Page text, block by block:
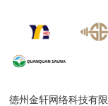
德州金轩网络科技有